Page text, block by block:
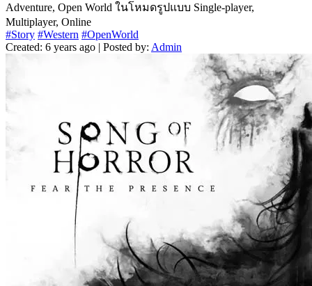
Adventure, Open World ในโหมดรูปแบบ Single-player,
Multiplayer, Online
#Story #Western #OpenWorld
Created: 6 years ago | Posted by: Admin